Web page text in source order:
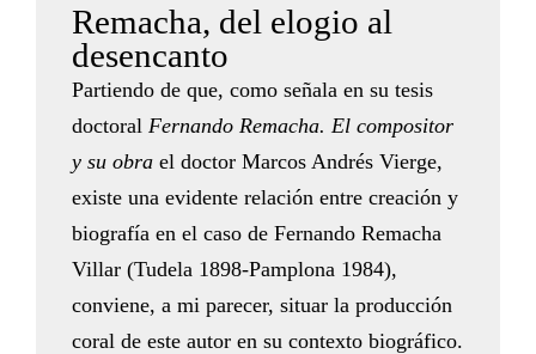
Remacha, del elogio al
desencanto
Partiendo de que, como señala en su tesis
doctoral Fernando Remacha. El compositor
y su obra el doctor Marcos Andrés Vierge,
existe una evidente relación entre creación y
biografía en el caso de Fernando Remacha
Villar (Tudela 1898-Pamplona 1984),
conviene, a mi parecer, situar la producción
coral de este autor en su contexto biográfico.